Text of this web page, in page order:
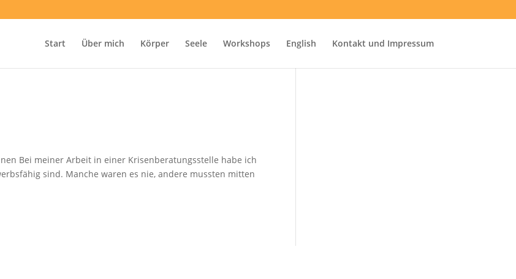
Start Über mich Körper Seele Workshops English Kontakt und Impressum
Bei meiner Arbeit in einer Krisenberatungsstelle habe ich
sind. Manche waren es nie, andere mussten mitten